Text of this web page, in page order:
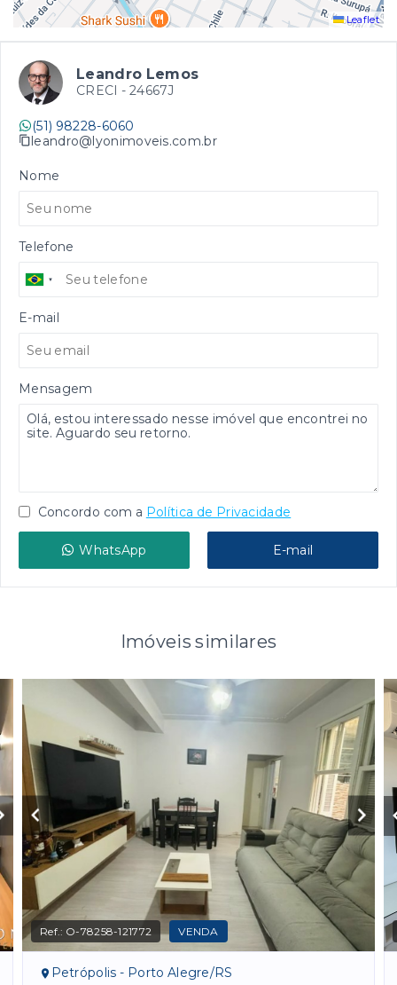
Leaflet
Leandro Lemos
CRECI - 24667J
(51) 98228-6060
leandro@lyonimoveis.com.br
Nome
Telefone
E-mail
Mensagem
Concordo com a Política de Privacidade
WhatsApp E-mail
Imóveis similares
Ref.: O-78258-121772 VENDA
Petrópolis - Porto Alegre/RS